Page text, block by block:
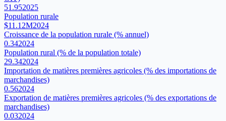
51.952025
Population rurale
$11.12M2024
Croissance de la population rurale (% annuel)
0.342024
Population rural (% de la population totale)
29.342024
Importation de matières premières agricoles (% des importations de
marchandises)
0.562024
Exportation de matières premières agricoles (% des exportations de
marchandises)
0.032024